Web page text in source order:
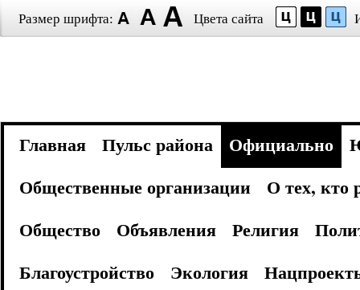
Размер шрифта: Цвета сайта
Главная Пульс района Официально
Общественные организации
О тех, кто
Общество
Объявления Религия
Благоустройство
Экология